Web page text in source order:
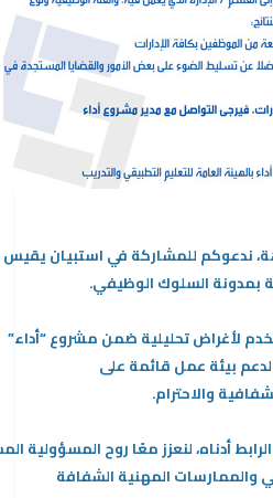
ندعوكم للمشاركة في استبيان يقيس
السلوك الوظيفي.
لأغراض تحليلية ضمن مشروع “أداء”
بيئة عمل قائمة على
والاحترام.
أدناه، لنعزز معًا روح المسؤولية
والممارسات المهنية الشفافة